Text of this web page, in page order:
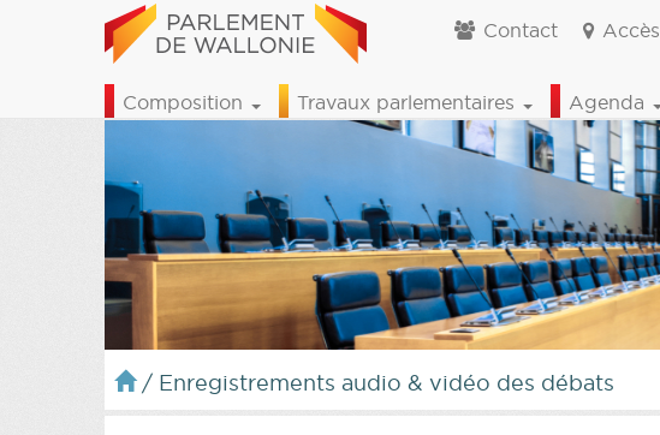
Contact Accès
Composition Travaux parlementaires Agenda
/ Enregistrements audio & vidéo des débats